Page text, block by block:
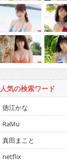
人気の検索ワード
徳江かな
RaMu
真田まこと
netflix